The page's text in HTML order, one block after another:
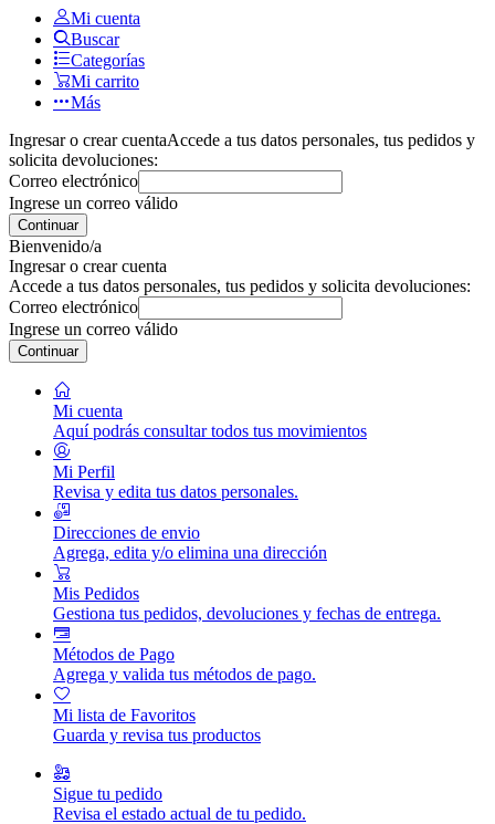
Mi cuenta
Buscar
Categorías
Mi carrito
Más
Ingresar o crear cuentaAccede a tus datos personales, tus pedidos y
solicita devoluciones:
Correo electrónico
Ingrese un correo válido
Continuar
Bienvenido/a
Ingresar o crear cuenta
Accede a tus datos personales, tus pedidos y solicita devoluciones:
Correo electrónico
Ingrese un correo válido
Continuar
Mi cuenta
Aquí podrás consultar todos tus movimientos
Mi Perfil
Revisa y edita tus datos personales.
Direcciones de envio
Agrega, edita y/o elimina una dirección
Mis Pedidos
Gestiona tus pedidos, devoluciones y fechas de entrega.
Métodos de Pago
Agrega y valida tus métodos de pago.
Mi lista de Favoritos
Guarda y revisa tus productos
Sigue tu pedido
Revisa el estado actual de tu pedido.